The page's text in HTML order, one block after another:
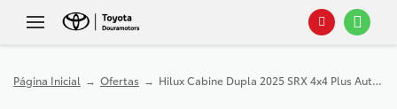
Página Inicial Ofertas Hilux Cabine Dupla 2025 SRX 4x4 Plus Automático